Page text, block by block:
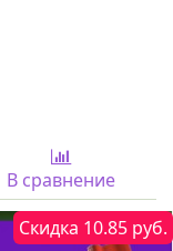
В сравнение
Скидка 10.85 руб.